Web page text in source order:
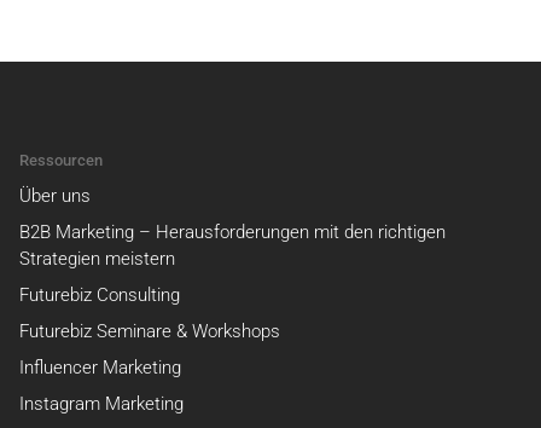
Ressourcen
Über uns
B2B Marketing – Herausforderungen mit den richtigen
Strategien meistern
Futurebiz Consulting
Futurebiz Seminare & Workshops
Influencer Marketing
Instagram Marketing